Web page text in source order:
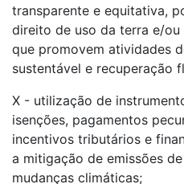
transparente e equitativa,
direito de uso da terra e/
que promovem atividades
sustentável e recuperação
X - utilização de
isenções, pagamentos
incentivos tributários e
a mitigação de emissões
mudanças climáticas;